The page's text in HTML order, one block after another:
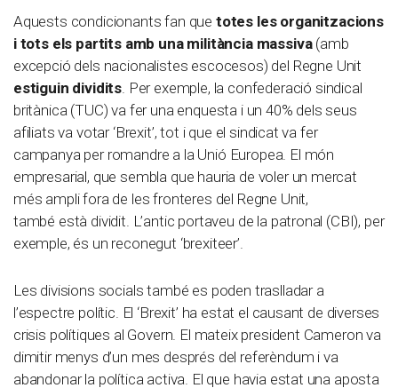
Aquests condicionants fan que totes les organitzacions
i tots els partits amb una militància massiva(amb
excepció dels nacionalistes escocesos) del Regne Unit
estiguin dividits . Per exemple, la confederació sindical
britànica (TUC) va fer una enquesta i un 40% dels seus
afiliats va votar ‘Brexit’, tot i que el sindicat va fer
campanya per romandre a la Unió Europea. El món
empresarial, que sembla que hauria de voler un mercat
més ampli fora de les fronteres del Regne Unit,
també està dividit. L’antic portaveu de la patronal (CBI), per
exemple, és un reconegut ‘brexiteer’.
Les divisions socials també es poden traslladar a
l’espectre polític. El ‘Brexit’ ha estat el causant de diverses
crisis polítiques al Govern. El mateix president Cameron va
dimitir menys d’un mes després del referèndum i va
abandonar la política activa. El que havia estat una aposta